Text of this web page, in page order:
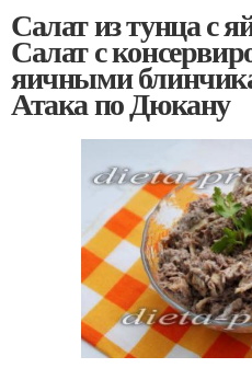
Салат из тунца с
Салат с
яичными
Атака по Дюкану